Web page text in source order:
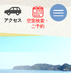
アクセス
空室検索・
ご予約